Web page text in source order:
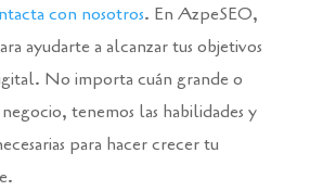
con nosotros. En AzpeSEO,
ayudarte a alcanzar tus objetivos
No importa cuán grande o
tenemos las habilidades y
para hacer crecer tu